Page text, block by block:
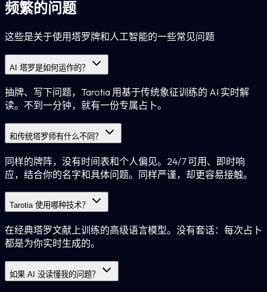
频繁的问题
这些是关于使用塔罗牌和人工智能的一些常见问题
AI 塔罗是如何运作的？
抽牌、写下问题，Tarotia 用基于传统象征训练的 AI 实时解
读。不到一分钟，就有一份专属占卜。
和传统塔罗师有什么不同？
同样的牌阵，没有时间表和个人偏见。24/7 可用、即时响
应，结合你的名字和具体问题。同样严谨，却更容易接触。
Tarotia 使用哪种技术？
在经典塔罗文献上训练的高级语言模型。没有套话：每次占卜
都是为你实时生成的。
如果 AI 没读懂我的问题？